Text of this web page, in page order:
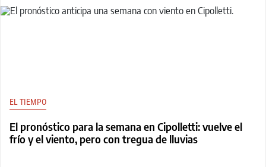
EL TIEMPO
El pronóstico para la semana en Cipolletti: vuelve el
frío y el viento, pero con tregua de lluvias